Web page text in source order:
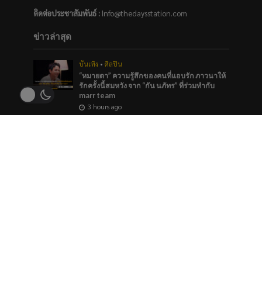
ติดต่อประชาสัมพันธ์: Info@thedaysstation.com
ข่าวล่าสุด
บันเทิง • ศิลปิน
“หมายตา” ความรู้สึกของคนที่แอบรัก ภาวนาให้
รักครั้งนี้สมหวัง จาก “กัน นภัทร” ที่ร่วมทำกับ
marr team
3 hours ago